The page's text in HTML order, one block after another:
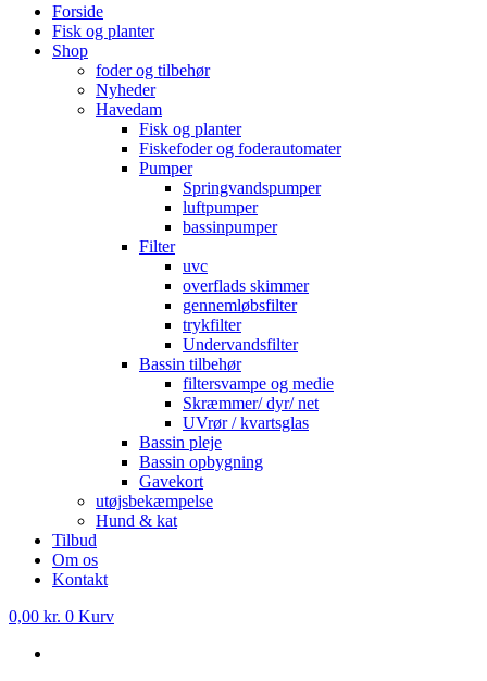
Forside
Fisk og planter
Shop
foder og tilbehør
Nyheder
Havedam
Fisk og planter
Fiskefoder og foderautomater
Pumper
Springvandspumper
luftpumper
bassinpumper
Filter
uvc
overflads skimmer
gennemløbsfilter
trykfilter
Undervandsfilter
Bassin tilbehør
filtersvampe og medie
Skræmmer/ dyr/ net
UVrør / kvartsglas
Bassin pleje
Bassin opbygning
Gavekort
utøjsbekæmpelse
Hund & kat
Tilbud
Om os
Kontakt
0,00 kr. 0 Kurv